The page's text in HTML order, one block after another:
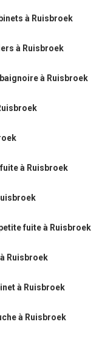
à Ruisbroek
à Ruisbroek
à Ruisbroek
à Ruisbroek
fuite à Ruisbroek
Ruisbroek
à Ruisbroek
à Ruisbroek